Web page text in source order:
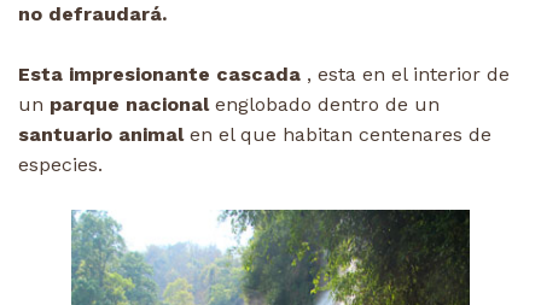
no defraudará.
Esta impresionante cascada , esta en el interior de
un parque nacionalenglobado dentro de un
santuario animalen el que habitan centenares de
especies.